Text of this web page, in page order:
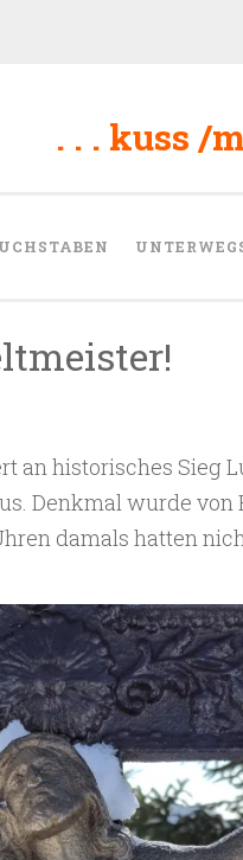
. . . kuss /
an historisches Sieg
Denkmal wurde von
damals hatten